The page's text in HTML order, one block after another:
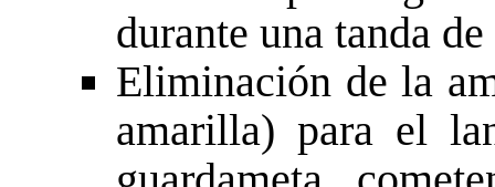
durante una tanda
Eliminación de la
amarilla) para el